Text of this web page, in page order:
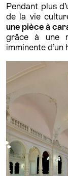
Pendant plus
de la vie
une pièce à
grâce à une
imminente